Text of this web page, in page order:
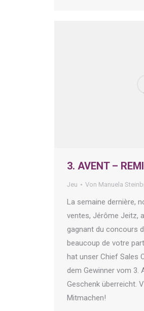
3. AVENT –
Jeu Von Manuela
La semaine dernière,
ventes, Jérôme Jeitz,
gagnant du concours
beaucoup de votre
hat unser Chief Sales
dem Gewinner vom 3.
Geschenk überreicht.
Mitmachen!